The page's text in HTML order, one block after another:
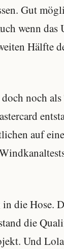
Gut
wenn das
Hälfte
noch als
auf
die Hose.
die
Und